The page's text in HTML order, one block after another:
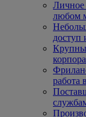
Личное
любом
доступ
работа